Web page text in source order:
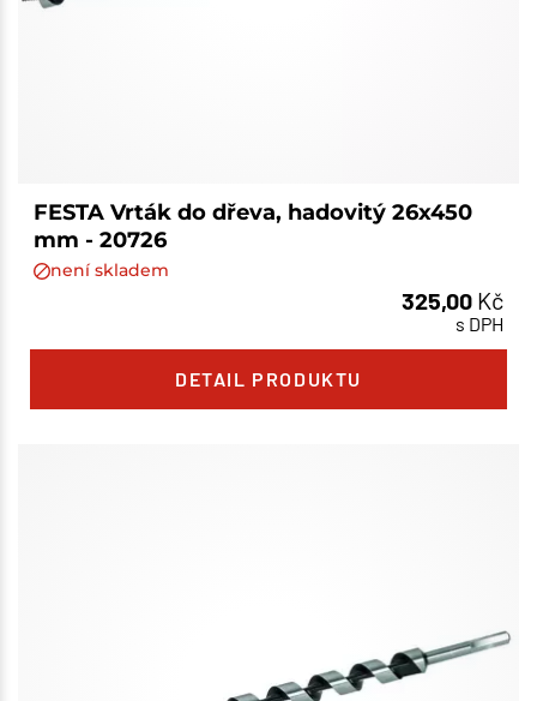
FESTA Vrták do dřeva, hadovitý 26x450
mm - 20726
není skladem
325,00 Kč
s DPH
DETAIL PRODUKTU